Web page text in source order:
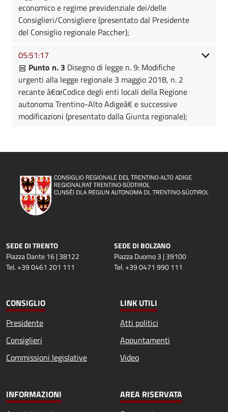
economico e regime previdenziale dei/delle
Consiglieri/Consigliere (presentato dal Presidente
del Consiglio regionale Paccher);
05:51:17
Punto n. 3 Disegno di legge n. 9: Modifiche
urgenti alla legge regionale 3 maggio 2018, n. 2
recante â€œCodice degli enti locali della Regione
autonoma Trentino-Alto Adigeâ€ e successive
modificazioni (presentato dalla Giunta regionale);
SEDE DI TRENTO
Piazza Dante 16 | 38122
Tel. +39 0461 201 111
SEDE DI BOLZANO
Piazza Duomo 3 | 39100
Tel. +39 0471 990 111
CONSIGLIO
Presidente
Consiglieri
Commissioni legislative
LINK UTILI
Atti politici
Appuntamenti
Video
INFORMAZIONI
AREA RISERVATA